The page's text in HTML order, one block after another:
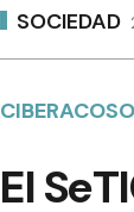
SOCIEDAD
El